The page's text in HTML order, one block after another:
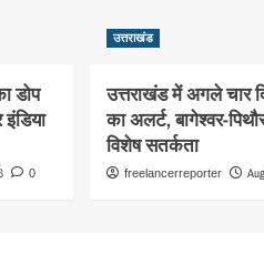
डोप
0
उत्तराखंड
उत्तराखंड में अगले चार
का अलर्ट, बागेश्वर-
विशेष सतर्कता
freelancerreporter